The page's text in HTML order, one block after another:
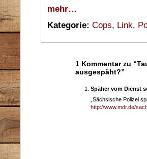
mehr…
Kategorie: Cops, Link,
1 Kommentar zu
ausgespäht?”
Späher vom Dienst
„Sächsische Polizei
http://www.mdr.de/